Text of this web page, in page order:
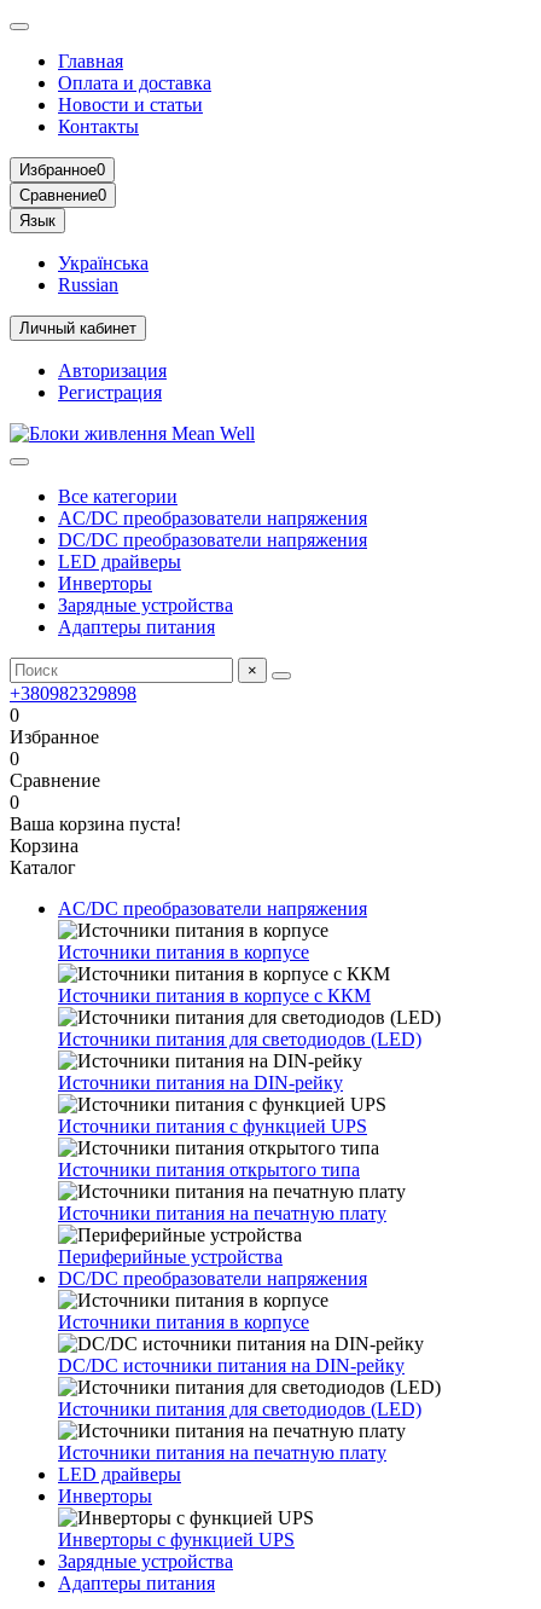
Главная
Оплата и доставка
Новости и статьи
Контакты
Избранное0
Сравнение0
Язык
Українська
Russian
Личный кабинет
Авторизация
Регистрация
Все категории
AC/DC преобразователи напряжения
DC/DC преобразователи напряжения
LED драйверы
Инверторы
Зарядные устройства
Адаптеры питания
×
+380982329898
0
Избранное
0
Сравнение
0
Ваша корзина пуста!
Корзина
Каталог
AC/DC преобразователи напряжения
Источники питания в корпусе
Источники питания в корпусе с ККМ
Источники питания для светодиодов (LED)
Источники питания на DIN-рейку
Источники питания с функцией UPS
Источники питания открытого типа
Источники питания на печатную плату
Периферийные устройства
DC/DC преобразователи напряжения
Источники питания в корпусе
DC/DC источники питания на DIN-рейку
Источники питания для светодиодов (LED)
Источники питания на печатную плату
LED драйверы
Инверторы
Инверторы с функцией UPS
Зарядные устройства
Адаптеры питания